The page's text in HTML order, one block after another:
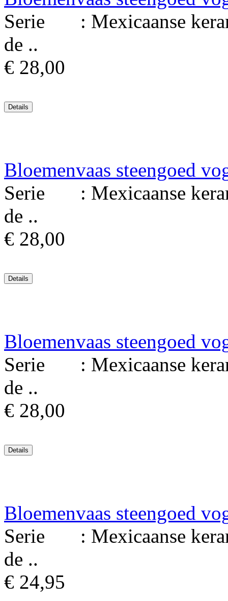
Serie : Mexicaanse
de ..
€ 28,00
Bloemenvaas steengoed
Serie : Mexicaanse
de ..
€ 28,00
Bloemenvaas steengoed
Serie : Mexicaanse
de ..
€ 28,00
Bloemenvaas steengoed
Serie : Mexicaanse
de ..
€ 24,95